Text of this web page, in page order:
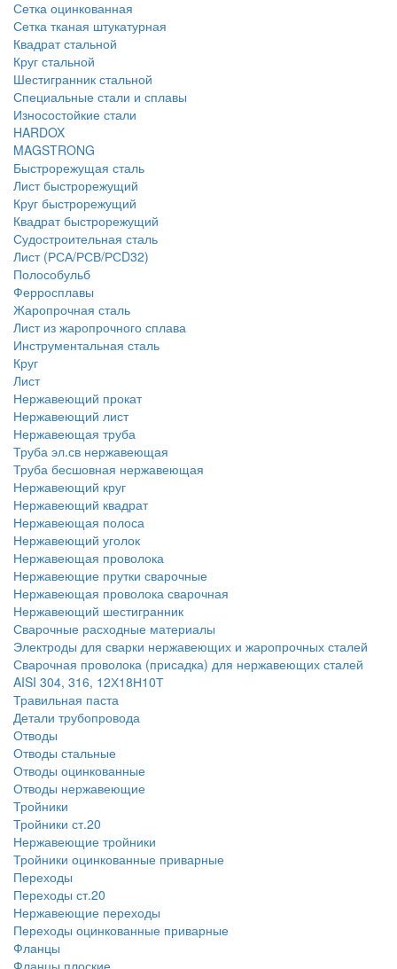
Сетка оцинкованная
Сетка тканая штукатурная
Квадрат стальной
Круг стальной
Шестигранник стальной
Специальные стали и сплавы
Износостойкие стали
HARDOX
MAGSTRONG
Быстрорежущая сталь
Лист быстрорежущий
Круг быстрорежущий
Квадрат быстрорежущий
Судостроительная сталь
Лист (РСА/РСВ/РСD32)
Полособульб
Ферросплавы
Жаропрочная сталь
Лист из жаропрочного сплава
Инструментальная сталь
Круг
Лист
Нержавеющий прокат
Нержавеющий лист
Нержавеющая труба
Труба эл.св нержавеющая
Труба бесшовная нержавеющая
Нержавеющий круг
Нержавеющий квадрат
Нержавеющая полоса
Нержавеющий уголок
Нержавеющая проволока
Нержавеющие прутки сварочные
Нержавеющая проволока сварочная
Нержавеющий шестигранник
Сварочные расходные материалы
Электроды для сварки нержавеющих и жаропрочных сталей
Сварочная проволока (присадка) для нержавеющих сталей
AISI 304, 316, 12Х18Н10Т
Травильная паста
Детали трубопровода
Отводы
Отводы стальные
Отводы оцинкованные
Отводы нержавеющие
Тройники
Тройники ст.20
Нержавеющие тройники
Тройники оцинкованные приварные
Переходы
Переходы ст.20
Нержавеющие переходы
Переходы оцинкованные приварные
Фланцы